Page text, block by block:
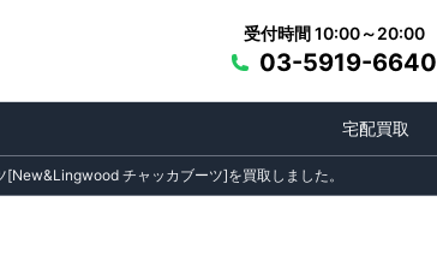
受付時間 10:00～20:00
03-5919-6640
宅配買取
チャッカブーツ]を買取しました。